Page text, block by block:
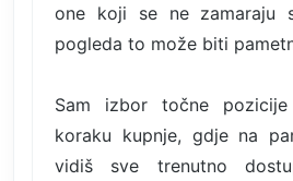
one koji se ne zamaraju
pogleda to može biti
Sam izbor točne
koraku kupnje, gdje na
vidiš sve trenutno